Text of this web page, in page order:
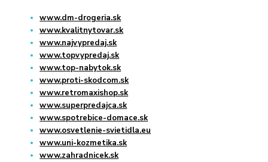
www.dm-drogeria.sk
www.kvalitnytovar.sk
www.najvypredaj.sk
www.topvypredaj.sk
www.top-nabytok.sk
www.proti-skodcom.sk
www.retromaxishop.sk
www.superpredajca.sk
www.spotrebice-domace.sk
www.osvetlenie-svietidla.eu
www.uni-kozmetika.sk
www.zahradnicek.sk